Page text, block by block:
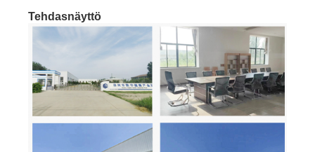
Tehdasnäyttö